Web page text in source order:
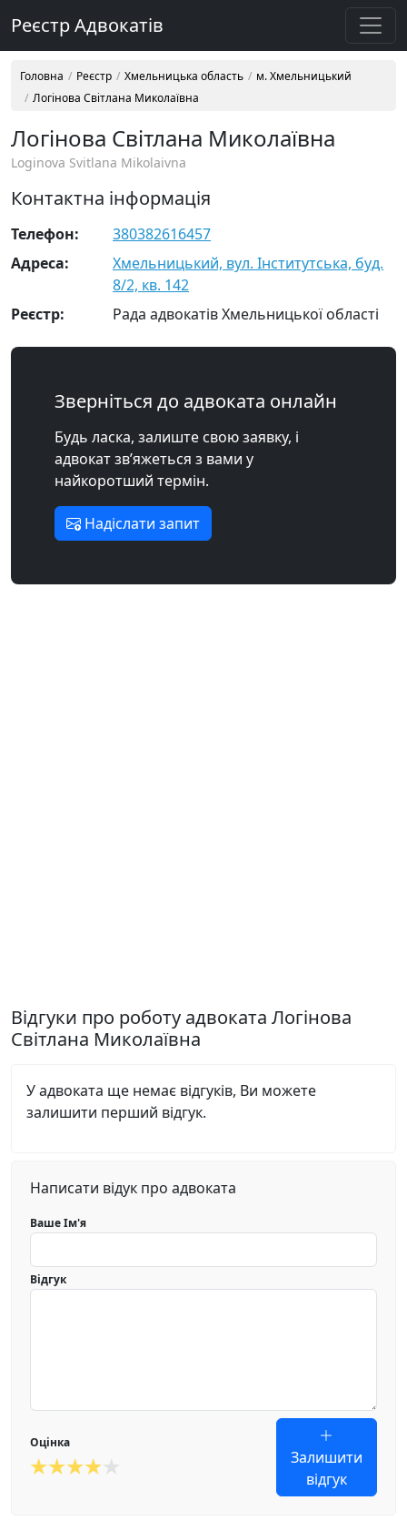
Реєстр Адвокатів
Головна Реєстр Хмельницька область
м. Хмельницький
Логінова Світлана Миколаївна
Логінова Світлана Миколаївна
Loginova Svitlana Mikolaivna
Контактна інформація
Телефон:
380382616457
Адреса:
Хмельницький, вул. Інститутська, буд.
8/2, кв. 142
Реєстр:
Рада адвокатів Хмельницької області
Зверніться до адвоката онлайн
Будь ласка, залиште свою заявку, і
адвокат зв’яжеться з вами у
найкоротший термін.
Надіслати запит
Відгуки про роботу адвоката Логінова
Світлана Миколаївна
У адвоката ще немає відгуків, Ви можете
залишити перший відгук.
Написати відук про адвоката
Ваше Ім'я
Відгук
Оцінка
Залишити
відгук